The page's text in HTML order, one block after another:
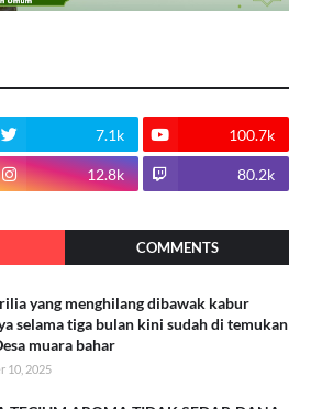
7.1k 100.7k
12.8k 80.2k
COMMENTS
yang menghilang dibawak kabur
selama tiga bulan kini sudah di temukan
muara bahar
10, 2025